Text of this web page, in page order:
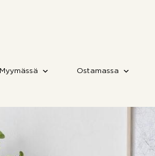
Myymässä Ostamassa